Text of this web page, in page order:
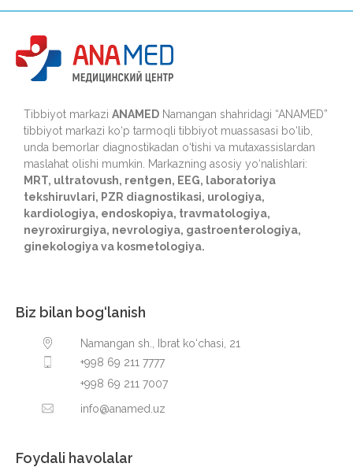
Tibbiyot markazi ANAMED Namangan shahridagi “ANAMED”
tibbiyot markazi ko‘p tarmoqli tibbiyot muassasasi bo‘lib,
unda bemorlar diagnostikadan o‘tishi va mutaxassislardan
maslahat olishi mumkin. Markazning asosiy yo‘nalishlari:
MRT, ultratovush, rentgen, EEG, laboratoriya
tekshiruvlari, PZR diagnostikasi, urologiya,
kardiologiya, endoskopiya, travmatologiya,
neyroxirurgiya, nevrologiya, gastroenterologiya,
ginekologiya va kosmetologiya.
Biz bilan bog‘lanish
Namangan sh., Ibrat ko‘chasi, 21
+998 69 211 7777
+998 69 211 7007
info@anamed.uz
Foydali havolalar